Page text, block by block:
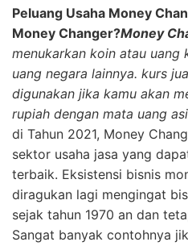
Peluang Usaha Money
Money Changer?Money
menukarkan koin atau uang
uang negara lainnya. kurs
digunakan jika kamu akan
rupiah dengan mata uang
di Tahun 2021, Money
sektor usaha jasa yang
terbaik. Eksistensi bisnis
diragukan lagi mengingat
sejak tahun 1970 an dan
Sangat banyak contohnya